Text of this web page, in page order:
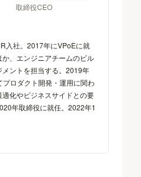
取締役CEO
入社。2017年にVPoEに就
、エンジニアチームのビル
ントを担当する。2019年
プロダクト開発・運用に関わ
化やビジネスサイドとの要
年取締役に就任。2022年1